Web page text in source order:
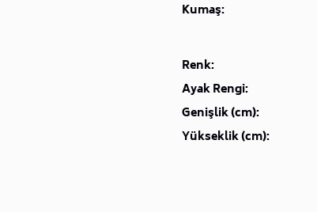
Kumaş:
Renk:
Ayak Rengi:
Genişlik (cm):
Yükseklik (cm):